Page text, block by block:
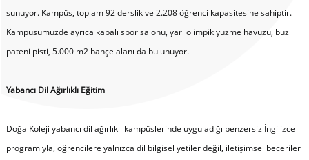
sunuyor. Kampüs, toplam 92 derslik ve 2.208 öğrenci kapasitesine sahiptir.
Kampüsümüzde ayrıca kapalı spor salonu, yarı olimpik yüzme havuzu, buz
pateni pisti, 5.000 m2 bahçe alanı da bulunuyor.
Yabancı Dil Ağırlıklı Eğitim
Doğa Koleji yabancı dil ağırlıklı kampüslerinde uyguladığı benzersiz İngilizce
programıyla, öğrencilere yalnızca dil bilgisel yetiler değil, iletişimsel beceriler